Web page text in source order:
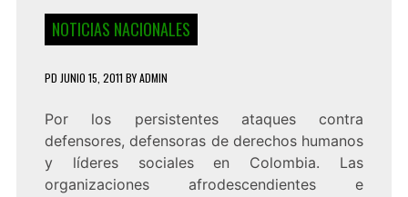
NOTICIAS NACIONALES
PD JUNIO 15, 2011 BYADMIN
Por los persistentes ataques contra
defensores, defensoras de derechos humanos
y líderes sociales en Colombia. Las
organizaciones afrodescendientes e